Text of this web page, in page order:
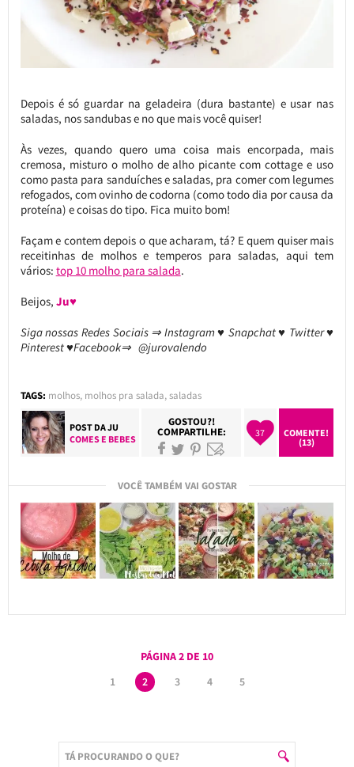
Depois é só guardar na geladeira (dura bastante) e usar nas
saladas, nos sandubas e no que mais você quiser!
Às vezes, quando quero uma coisa mais encorpada, mais
cremosa, misturo o molho de alho picante com cottage e uso
como pasta para sanduíches e saladas, pra comer com legumes
refogados, com ovinho de codorna (como todo dia por causa da
proteína) e coisas do tipo. Fica muito bom!
Façam e contem depois o que acharam, tá? E quem quiser mais
receitinhas de molhos e temperos para saladas, aqui tem
vários: top 10 molho para salada.
Beijos, Ju♥
Siga nossas Redes Sociais ⇒ Instagram ♥ Snapchat ♥ Twitter ♥
Pinterest ♥Facebook⇒ @jurovalendo
TAGS: molhos, molhos pra salada,saladas
POST DAJU
COMES E BEBES
GOSTOU?!
COMPARTILHE: 37
COMENTE!
(13)
VOCÊ TAMBÉM VAI GOSTAR
PÁGINA 2 DE 10
1
2 3 4 5